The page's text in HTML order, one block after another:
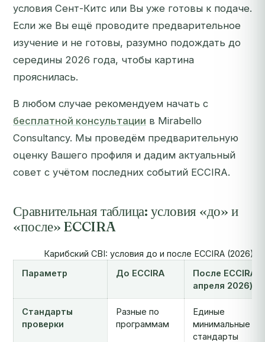
условия Сент-Китс или Вы уже готовы к подаче.
Если же Вы ещё проводите предварительное
изучение и не готовы, разумно подождать до
середины 2026 года, чтобы картина
прояснилась.
В любом случае рекомендуем начать с
бесплатной консультации в Mirabello
Consultancy. Мы проведём предварительную
оценку Вашего профиля и дадим актуальный
совет с учётом последних событий ECCIRA.
Сравнительная таблица: условия «до» и
«после» ECCIRA
Карибский CBI: условия до и после ECCIRA (2026)
Параметр
До ECCIRA
После ECCIRA
апреля 2026)
Стандарты
проверки
Разные по
программам
Единые
минимальные
стандарты